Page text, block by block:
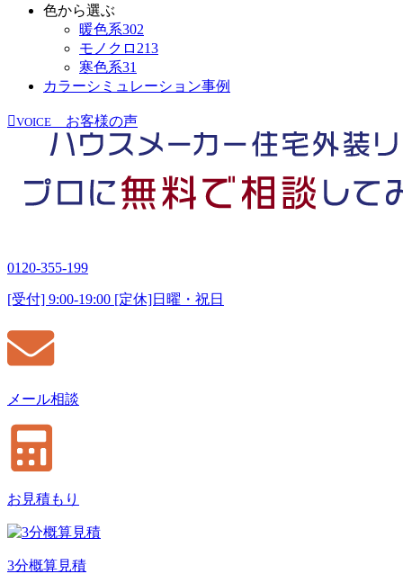
色から選ぶ
暖色系302
モノクロ 213
寒色系31
カラーシミュレーション事例
VOICE お客様の声
0120-355-199
[受付] 9:00-19:00 [定休]日曜・祝日
メール相談
お見積もり
3分概算見積